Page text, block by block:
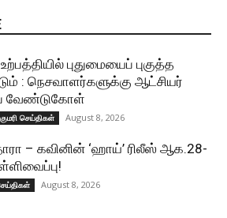
புதுமையைப் புகுத்த
: நெசவாளர்களுக்கு ஆட்சியர்
வேண்டுகோள்
செய்திகள் August 8, 2026
– கவினின் ‘ஹாய்’ ரிலீஸ் ஆக.28-
August 8, 2026